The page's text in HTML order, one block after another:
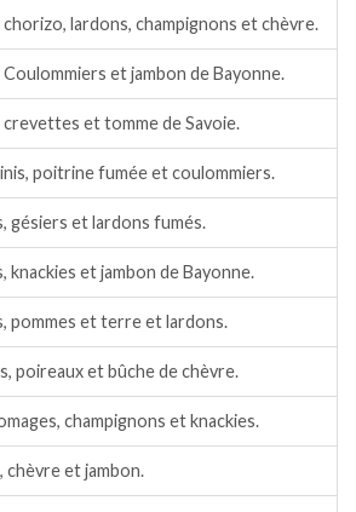
lardons, champignons et chèvre.
et jambon de Bayonne.
et tomme de Savoie.
poitrine fumée et coulommiers.
gésiers et lardons fumés.
knackies et jambon de Bayonne.
pommes et terre et lardons.
poireaux et bûche de chèvre.
champignons et knackies.
chèvre et jambon.